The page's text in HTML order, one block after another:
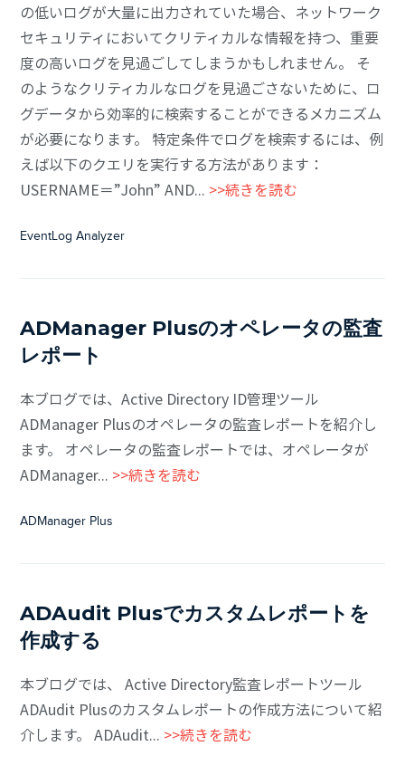
の低いログが大量に出力されていた場合、ネットワーク
セキュリティにおいてクリティカルな情報を持つ、重要
度の高いログを見過ごしてしまうかもしれません。 そ
のようなクリティカルなログを見過ごさないために、ロ
グデータから効率的に検索することができるメカニズム
が必要になります。 特定条件でログを検索するには、例
えば以下のクエリを実行する方法があります：
USERNAME＝”John” AND... >>続きを読む
EventLog Analyzer
ADManager Plusのオペレータの監査
レポート
本ブログでは、Active Directory ID管理ツール
ADManager Plusのオペレータの監査レポートを紹介し
ます。 オペレータの監査レポートでは、オペレータが
ADManager... >>続きを読む
ADManager Plus
ADAudit Plusでカスタムレポートを
作成する
本ブログでは、 Active Directory監査レポートツール
ADAudit Plusのカスタムレポートの作成方法について紹
介します。 ADAudit... >>続きを読む